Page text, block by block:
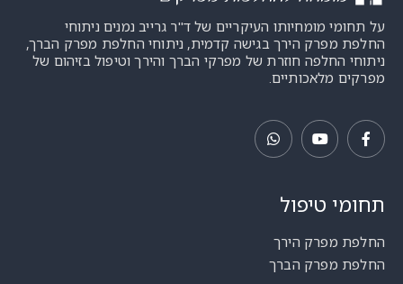
תחומי טיפול
החלפת מפרק הירך
החלפת מפרק הברך
על תחומי מומחיותו העיקריים של ד"ר גרייב נמנים ניתוחי
החלפת מפרק הירך בגישה קדמית, ניתוחי החלפת מפרק הברך,
ניתוחי החלפה חוזרת של מפרקי הברך והירך וטיפול בזיהום של
מפרקים מלאכותיים.